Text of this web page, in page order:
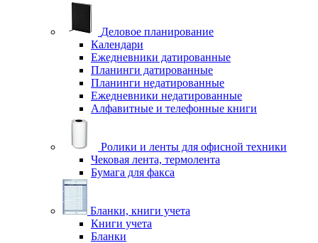
Деловое планирование
Календари
Ежедневники датированные
Планинги датированные
Планинги недатированные
Ежедневники недатированные
Алфавитные и телефонные книги
Ролики и ленты для офисной техники
Чековая лента, термолента
Бумага для факса
Бланки, книги учета
Книги учета
Бланки